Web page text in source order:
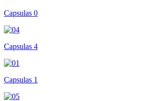
Capsulas 0
Capsulas 4
Capsulas 1